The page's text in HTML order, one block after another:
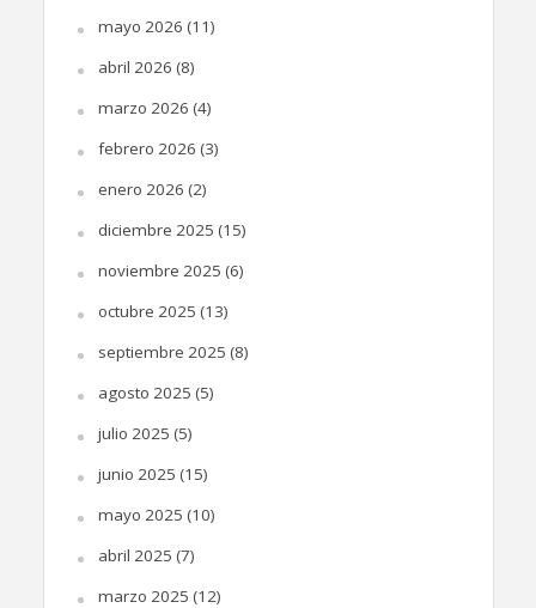
mayo 2026 (11)
abril 2026 (8)
marzo 2026 (4)
febrero 2026 (3)
enero 2026 (2)
diciembre 2025 (15)
noviembre 2025 (6)
octubre 2025 (13)
septiembre 2025 (8)
agosto 2025 (5)
julio 2025 (5)
junio 2025 (15)
mayo 2025 (10)
abril 2025 (7)
marzo 2025 (12)